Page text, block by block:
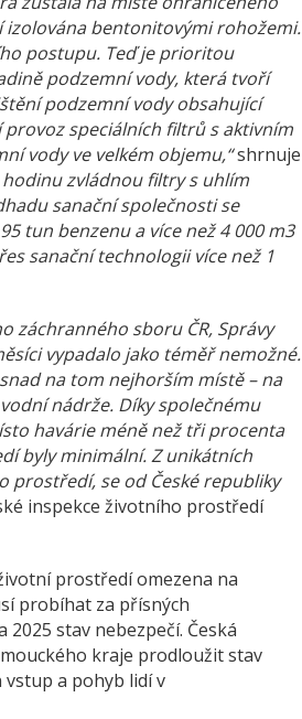
bentonitovými rohožemi.
postupu. Teď je prioritou
podzemní vody, která tvoří
podzemní vody obsahující
speciálních filtrů s aktivním
vody ve velkém objemu,“shrnuje
hodinu zvládnou filtry s uhlím
sanační společnosti se
tun benzenu a více než 4 000 m3
sanační technologii více než 1
záchranného sboru ČR, Správy
vypadalo jako téměř nemožné.
na tom nejhorším místě – na
nádrže. Díky společnému
havárie méně než tři procenta
byly minimální. Z unikátních
prostředí, se od České republiky
inspekce životního prostředí
prostředí omezena na
probíhat za přísných
stav nebezpečí. Česká
kraje prodloužit stav
vstup a pohyb lidí v